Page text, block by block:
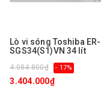
Lò vi sóng Toshiba ER-
SGS34(S1)VN 34 lít
4.084.800₫ - 17%
3.404.000₫